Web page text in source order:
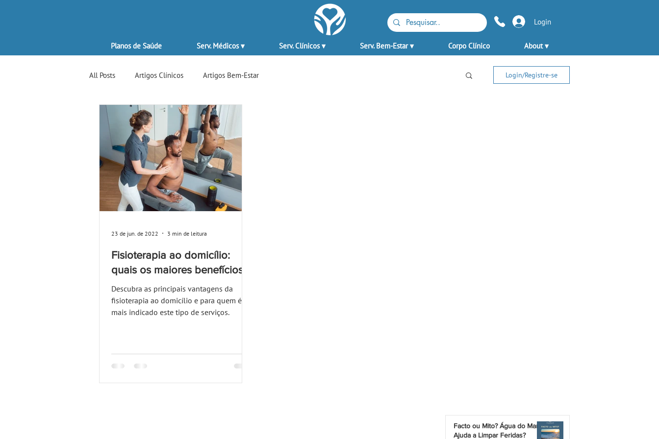
Planos de Saúde Serv. Médicos ▾ Serv. Clínicos ▾ Serv. Bem-Estar ▾ Corpo Clínico About ▾
Login
All Posts Artigos Clínicos Artigos Bem-Estar Login/Registre-se
Fisioterapia ao domicílio:
quais os maiores benefícios?
Descubra as principais vantagens da
fisioterapia ao domicílio e para quem é
mais indicado este tipo de serviços.
23 de jun. de 2022 3 min de leitura
Facto ou Mito? Água do Mar
Ajuda a Limpar Feridas?